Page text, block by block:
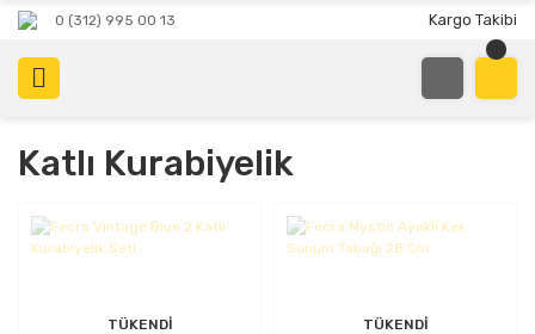
0 (312) 995 00 13 Kargo Takibi
Katlı Kurabiyelik
TÜKENDİ TÜKENDİ